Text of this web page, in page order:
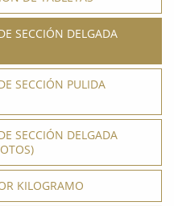
SECCIÓN DELGADA
SECCIÓN PULIDA
SECCIÓN DELGADA
KILOGRAMO